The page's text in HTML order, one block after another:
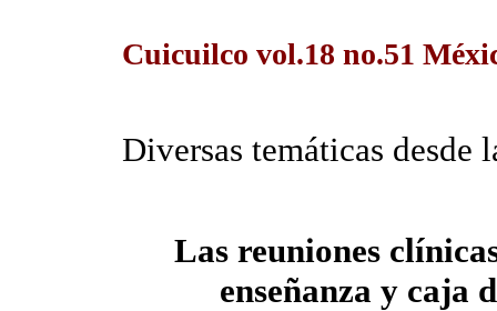
Cuicuilco vol.18 no.51
Diversas temáticas
Las reuniones
enseñanza y caja